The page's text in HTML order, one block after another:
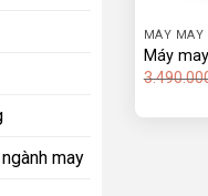
may
MÁY MAY
Máy